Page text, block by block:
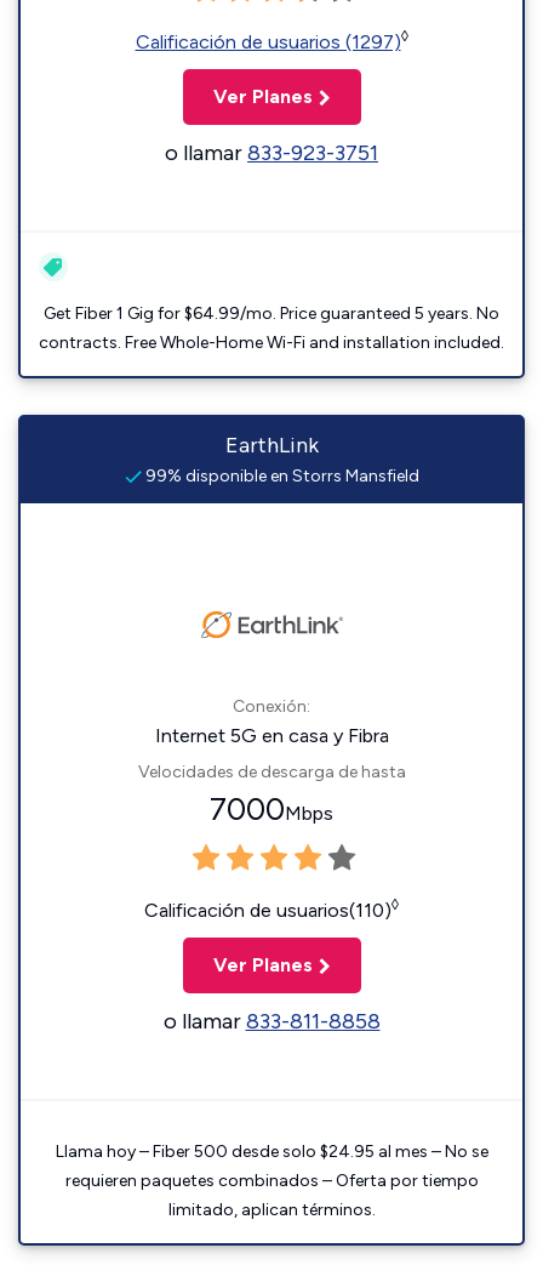
Calificación de usuarios (1297)◊
Ver Planes
o llamar833-923-3751
Get Fiber 1 Gig for $64.99/mo. Price guaranteed 5 years. No
contracts. Free Whole-Home Wi-Fi and installation included.
EarthLink
99% disponible en Storrs Mansfield
Conexión:
Internet 5G en casa y Fibra
Velocidades de descarga de hasta
7000Mbps
Calificación de usuarios(110)◊
Ver Planes
o llamar833-811-8858
Llama hoy – Fiber 500 desde solo $24.95 al mes – No se
requieren paquetes combinados – Oferta por tiempo
limitado, aplican términos.